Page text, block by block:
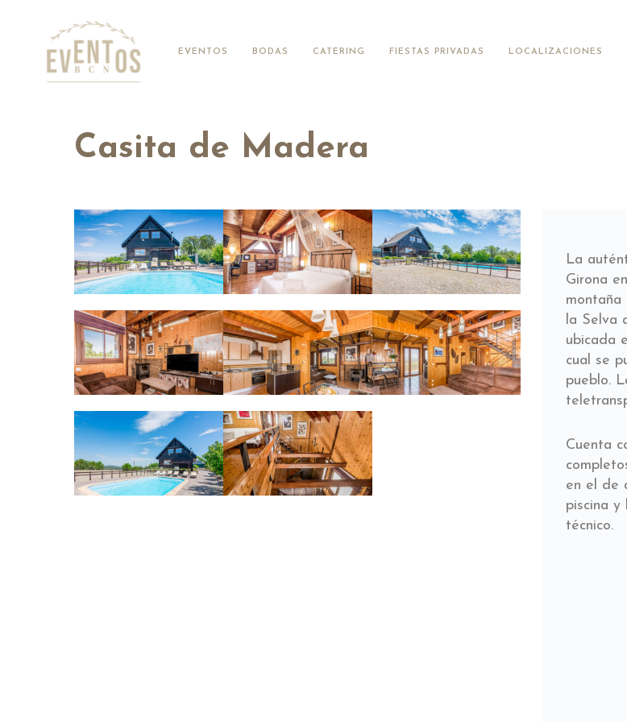
EVENTOS BODAS CATERING FIESTAS PRIVADAS LOCALIZACIONES
Casita de Madera
La
Girona
montaña
la Selva
ubicada
cual se
pueblo.
Cuenta
en el de
piscina y
técnico.